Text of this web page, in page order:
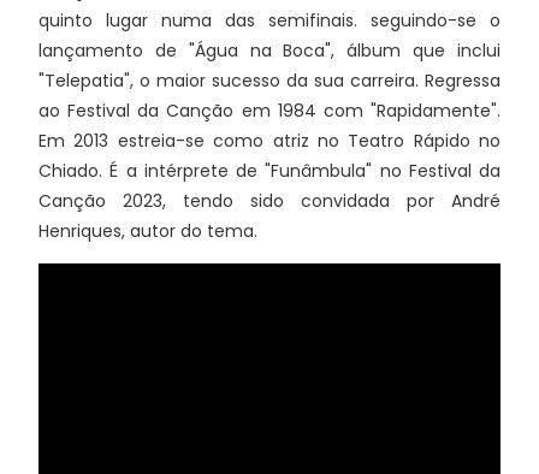
quinto lugar numa das semifinais. seguindo-se o
lançamento de "Água na Boca", álbum que inclui
"Telepatia", o maior sucesso da sua carreira. Regressa
ao Festival da Canção em 1984 com "Rapidamente".
Em 2013 estreia-se como atriz no Teatro Rápido no
Chiado. É a intérprete de "Funâmbula" no Festival da
Canção 2023, tendo sido convidada por André
Henriques, autor do tema.